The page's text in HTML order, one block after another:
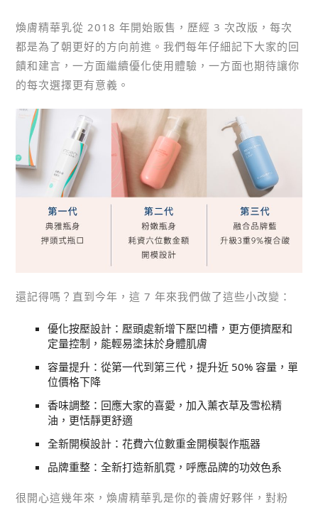
煥膚精華乳從 2018 年開始販售，歷經 3 次改版，每次
都是為了朝更好的方向前進。我們每年仔細記下大家的回
饋和建言，一方面繼續優化使用體驗，一方面也期待讓你
的每次選擇更有意義。
還記得嗎？直到今年，這 7 年來我們做了這些小改變：
優化按壓設計：壓頭處新增下壓凹槽，更方便擠壓和
定量控制，能輕易塗抹於身體肌膚
容量提升：從第一代到第三代，提升近 50% 容量，單
位價格下降
香味調整：回應大家的喜愛，加入薰衣草及雪松精
油，更恬靜更舒適
全新開模設計：花費六位數重金開模製作瓶器
品牌重整：全新打造新肌霓，呼應品牌的功效色系
很開心這幾年來，煥膚精華乳是你的養膚好夥伴，對粉